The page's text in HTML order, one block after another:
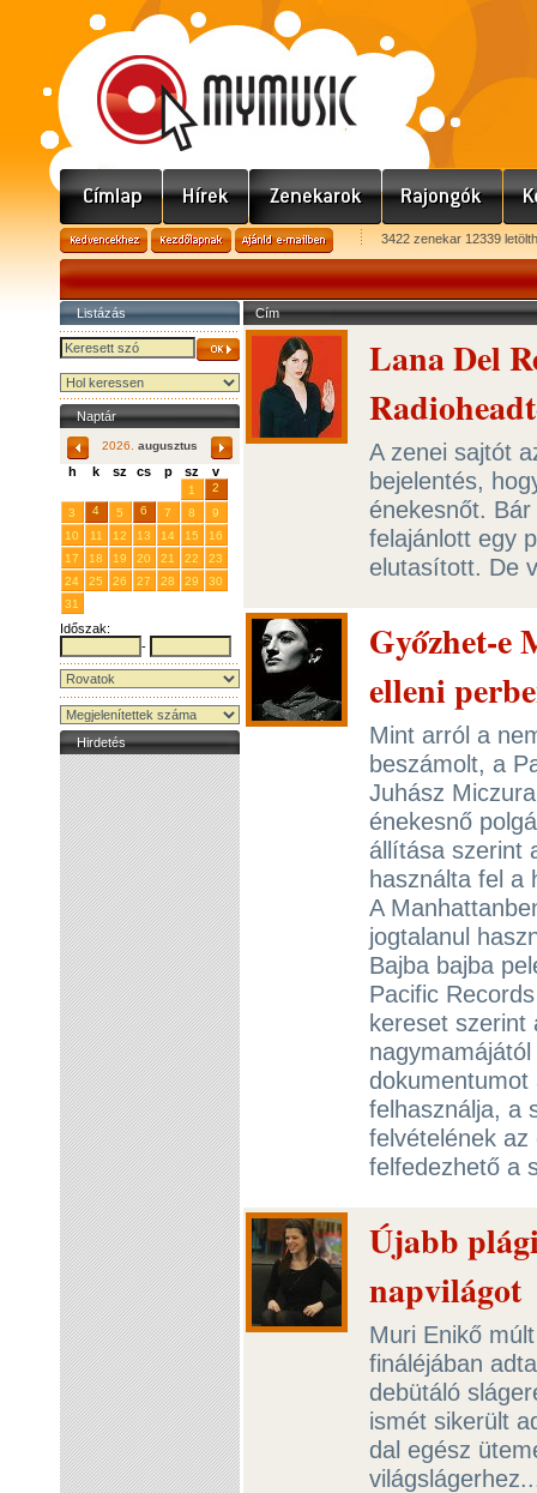
3422 zenekar 12339
Listázás
Naptár
2026. augusztus
h k sz cs p sz v
1
2
3
4 5 6 7 8
9
10
11 12 13 14 15
16
17
18 19 20 21 22
23
24
25 26 27 28 29
30
31
Időszak:
-
Hirdetés
Cím
Lana Del
A zenei sajtót
bejelentés,
énekesnőt.
felajánlott egy
elutasított. De
Győzhet-e
elleni
Mint arról a
beszámolt, a
Juhász
énekesnő
állítása szerint
használta fel a
A
jogtalanul
Bajba bajba
Pacific
kereset szerint
dokumentumot
felhasználja, a
felvételének
felfedezhető a
Újabb
napvilágot
Muri Enikő
fináléjában
debütáló
ismét sikerült
dal egész